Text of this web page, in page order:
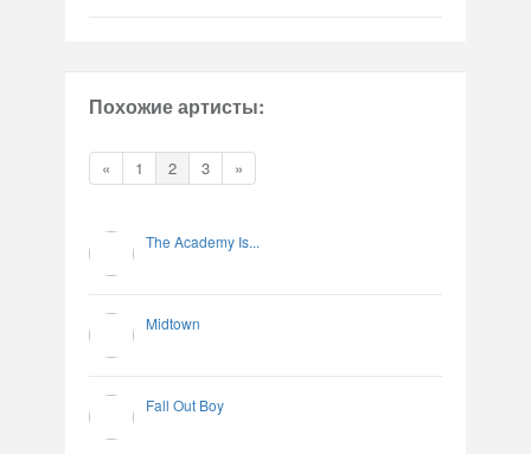
Похожие артисты:
« 1 2 3 »
The Academy Is...
Midtown
Fall Out Boy